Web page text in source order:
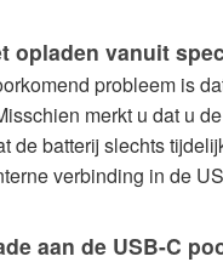
opladen vanuit
probleem is
merkt u dat u
de batterij slechts
verbinding in de
aan de USB-C